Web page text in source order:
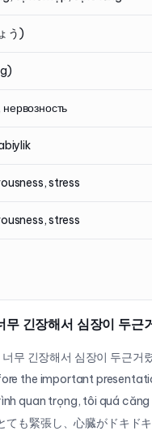
う)
stress
stress
무 긴장해서 심장이 두근
무 긴장해서 심장이 두근거
the important
quan trọng, tôi quá
も緊張し、心臓がドキドキ